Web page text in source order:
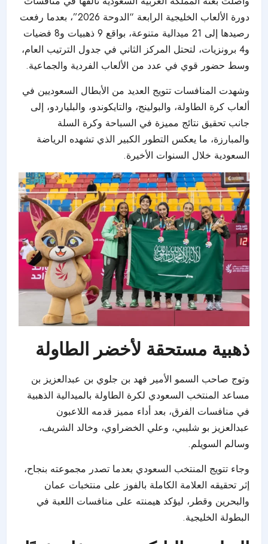
دورة الألعاب الخليجية الرابعة “الدوحة 2026”، بعدما رفعت
رصيدها إلى 21 ميدالية متنوعة، بواقع 9 ذهبيات و8 فضيات
و4 برونزيات، لتحتل المركز الثاني في جدول الترتيب العام،
وسط حضور قوي في عدد من الألعاب الفردية والجماعية.
وشهدت المنافسات تتويج العديد من الأبطال السعوديين في
ألعاب كرة الطاولة، والبولينج، والتايكوندو، والبلياردو، إلى
جانب تحقيق نتائج مميزة في السباحة وكرة السلة
والمبارزة، ما يعكس التطور الكبير الذي تشهده الرياضة
السعودية خلال السنوات الأخيرة.
ذهبية مستحقة لأخضر الطاولة
وتوج صاحب السمو الأمير فهد بن جلوي بن عبدالعزيز بن
مساعد المنتخب السعودي لكرة الطاولة بالميدالية الذهبية
في منافسات الفرق، بعد أداء مميز قدمه اللاعبون
عبدالعزيز بو شليبي، وعلي الخضراوي، وخالد الشريف،
وسالم السويلم.
وجاء تتويج المنتخب السعودي بعدما تصدر مجموعته بنجاح،
إثر تحقيقه العلامة الكاملة بالفوز على منتخبات عمان
والبحرين وقطر، ليؤكد هيمنته على منافسات اللعبة في
البطولة الخليجية.